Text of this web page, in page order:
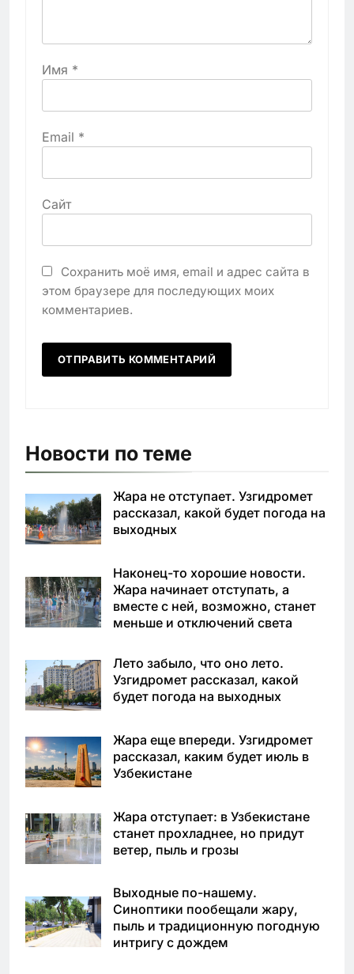
Имя *
Email *
Сайт
Сохранить моё имя, email и адрес сайта в
этом браузере для последующих моих
комментариев.
Новости по теме
Жара не отступает. Узгидромет
рассказал, какой будет погода на
выходных
Наконец-то хорошие новости.
Жара начинает отступать, а
вместе с ней, возможно, станет
меньше и отключений света
Лето забыло, что оно лето.
Узгидромет рассказал, какой
будет погода на выходных
Жара еще впереди. Узгидромет
рассказал, каким будет июль в
Узбекистане
Жара отступает: в Узбекистане
станет прохладнее, но придут
ветер, пыль и грозы
Выходные по-нашему.
Синоптики пообещали жару,
пыль и традиционную погодную
интригу с дождем